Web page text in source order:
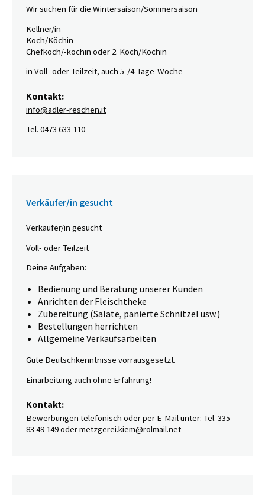
Wir suchen für die Wintersaison/Sommersaison
Kellner/in
Koch/Köchin
Chefkoch/-köchin oder 2. Koch/Köchin
in Voll- oder Teilzeit, auch 5-/4-Tage-Woche
Kontakt:
info@adler-reschen.it
Tel. 0473 633 110
Verkäufer/in gesucht
Verkäufer/in gesucht
Voll- oder Teilzeit
Deine Aufgaben:
Bedienung und Beratung unserer Kunden
Anrichten der Fleischtheke
Zubereitung (Salate, panierte Schnitzel usw.)
Bestellungen herrichten
Allgemeine Verkaufsarbeiten
Gute Deutschkenntnisse vorrausgesetzt.
Einarbeitung auch ohne Erfahrung!
Kontakt:
Bewerbungen telefonisch oder per E-Mail unter: Tel. 335
83 49 149 odermetzgerei.kiem@rolmail.net